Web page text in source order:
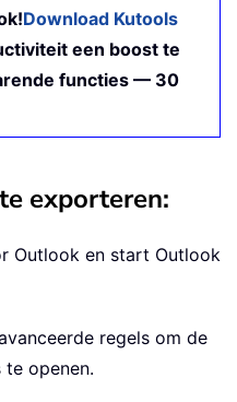
Download Kutools
een boost te
functies — 30
exporteren:
Outlook en start Outlook
regels om de
te openen.